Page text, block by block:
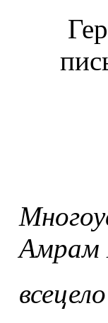
Амрам